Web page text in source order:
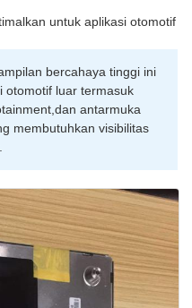
untuk aplikasi otomotif
bercahaya tinggi ini
otomotif luar termasuk
antarmuka
membutuhkan visibilitas